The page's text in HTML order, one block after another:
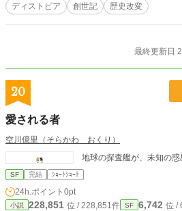
ディストピア
創世記 歴史改変
最終更新日
20
愛される者
空川億里（そらかわ おくり）
地球の探査艦が、未知の
SF 完結 ｼｮｰﾄｼｮｰﾄ
24h.ポイント 0pt
小説 228,851 位 / 228,851件 SF 6,742 位 /